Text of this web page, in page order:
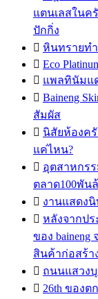
แตนเลสในค
ปักกิ่ง
 หินทรายท
 Eco
 แพลทินัมแ
 Baineng
สัมผัส
 นิสัยห้องค
แค่ไหน?
 อุตสาหกร
ตลาด100พัน
 งานแสดงนิ
 หลังจากปร
ของ
สินค้าก่อสร้า
 ถนนแสวง
 26th ของ